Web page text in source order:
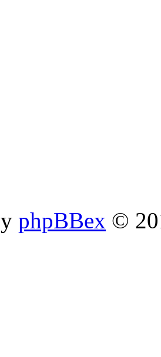
phpBBex ©